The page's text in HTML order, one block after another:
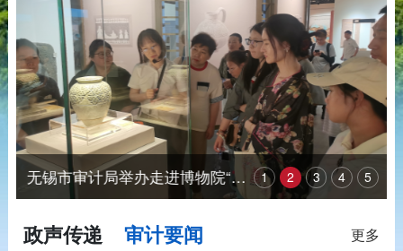
无锡市审计局举办走进博物院“政府开放月”活动 1 2 3 4 5
政声传递 审计要闻 更多